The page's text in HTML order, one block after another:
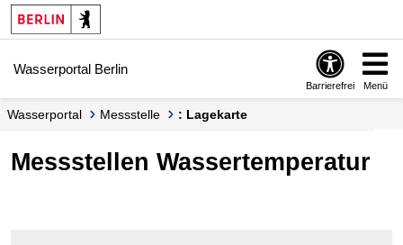
Springe zur Navigation
Springe zum Inhalt
Wasserportal Berlin
Barrierefrei Menü
Wasserportal Messstelle : Lagekarte
Messstellen Wassertemperatur